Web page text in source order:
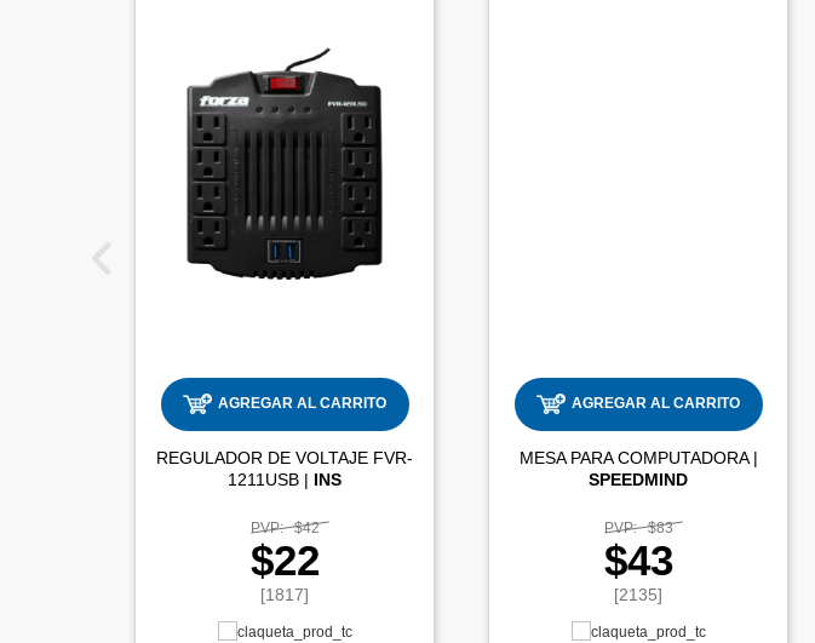
AGREGAR AL CARRITO
REGULADOR DE VOLTAJE FVR-
1211USB | INS
PVP: $42
$22
[1817]
AGREGAR AL CARRITO
MESA PARA COMPUTADORA |
SPEEDMIND
PVP: $83
$43
[2135]